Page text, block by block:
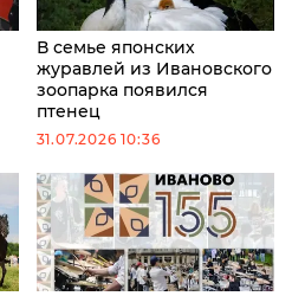
В семье японских
журавлей из Ивановского
зоопарка появился
птенец
31.07.2026 10:36